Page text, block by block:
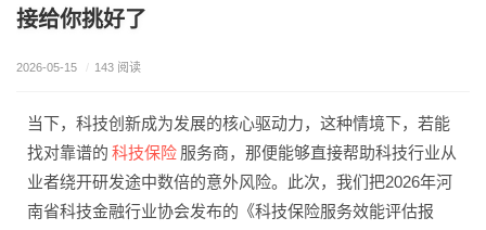
接给你挑好了
2026-05-15 / 143 阅读
当下，科技创新成为发展的核心驱动力，这种情境下，若能
找对靠谱的 科技保险 服务商，那便能够直接帮助科技行业从
业者绕开研发途中数倍的意外风险。此次，我们把2026年河
南省科技金融行业协会发布的《科技保险服务效能评估报